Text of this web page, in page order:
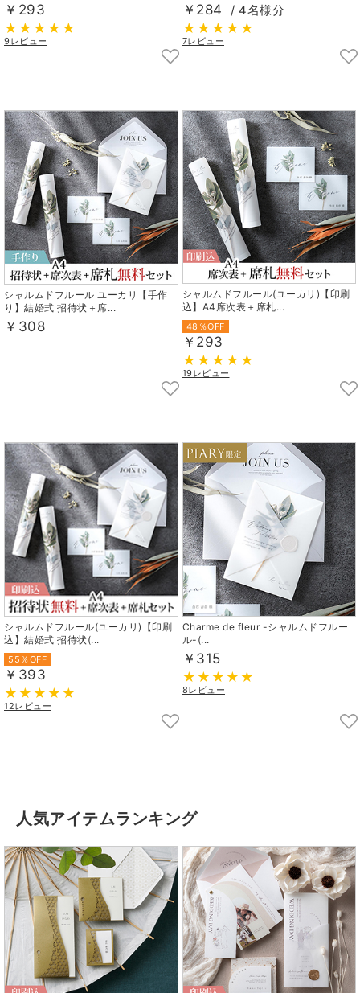
￥293
9レビュー
￥284 / 4名様分
7レビュー
シャルムドフルール ユーカリ【手作
り】結婚式 招待状＋席...
￥308
シャルムドフルール(ユーカリ)【印刷
込】A4席次表＋席札...
48％OFF
￥293
19レビュー
シャルムドフルール(ユーカリ)【印刷
込】結婚式 招待状(...
55％OFF
￥393
12レビュー
Charme de fleur -シャルムドフルー
ル-(...
￥315
8レビュー
人気アイテムランキング